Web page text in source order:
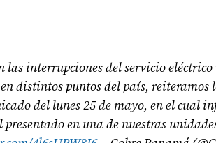
las interrupciones del servicio
distintos puntos del país, reiteramos
del lunes 25 de mayo, en el cual
en una de nuestras